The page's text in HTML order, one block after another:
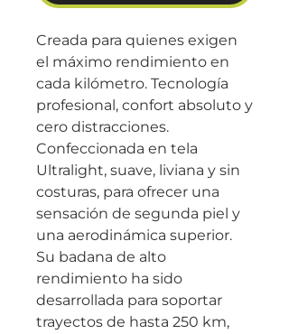
Creada para quienes exigen
el máximo rendimiento en
cada kilómetro. Tecnología
profesional, confort absoluto y
cero distracciones.
Confeccionada en tela
Ultralight, suave, liviana y sin
costuras, para ofrecer una
sensación de segunda piel y
una aerodinámica superior.
Su badana de alto
rendimiento ha sido
desarrollada para soportar
trayectos de hasta 250 km,